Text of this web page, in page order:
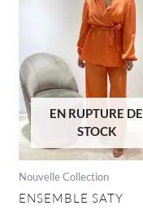
EN RUPTURE DE
STOCK
Nouvelle Collection
ENSEMBLE SATY